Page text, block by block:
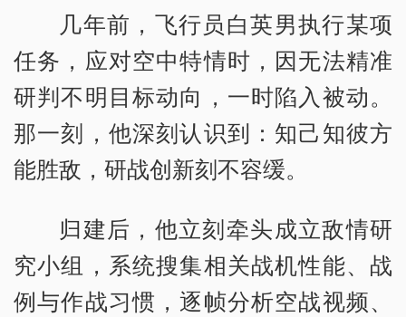
几年前，飞行员白英男执行某项
任务，应对空中特情时，因无法精准
研判不明目标动向，一时陷入被动。
那一刻，他深刻认识到：知己知彼方
能胜敌，研战创新刻不容缓。
归建后，他立刻牵头成立敌情研
究小组，系统搜集相关战机性能、战
例与作战习惯，逐帧分析空战视频、